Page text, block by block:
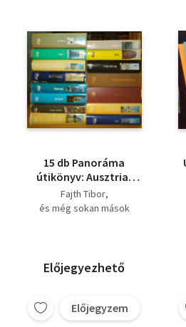
15 db Panoráma
útikönyv: Ausztria,
Benelux államok,
Egyiptom, Finnország,
Kína, Lengyelország,
Német Demokratikus
Magyarország,
Spanyolország, Svájc,
Fajth Tibor
és még sokan mások
Előjegyezhető
Előjegyzem